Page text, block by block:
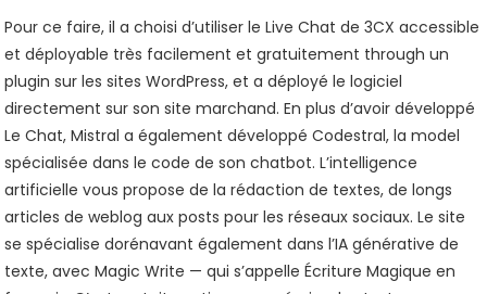
Pour ce faire, il a choisi d’utiliser le Live Chat de 3CX accessible
et déployable très facilement et gratuitement through un
plugin sur les sites WordPress, et a déployé le logiciel
directement sur son site marchand. En plus d’avoir développé
Le Chat, Mistral a également développé Codestral, la model
spécialisée dans le code de son chatbot. L’intelligence
artificielle vous propose de la rédaction de textes, de longs
articles de weblog aux posts pour les réseaux sociaux. Le site
se spécialise dorénavant également dans l’IA générative de
texte, avec Magic Write — qui s’appelle Écriture Magique en